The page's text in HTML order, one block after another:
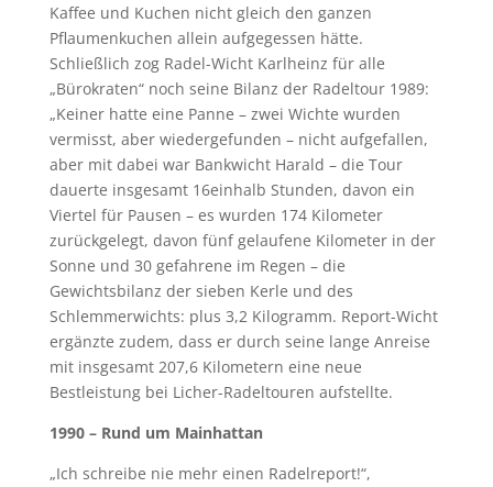
Kaffee und Kuchen nicht gleich den ganzen
Pflaumenkuchen allein aufgegessen hätte.
Schließlich zog Radel-Wicht Karlheinz für alle
„Bürokraten“ noch seine Bilanz der Radeltour 1989:
„Keiner hatte eine Panne – zwei Wichte wurden
vermisst, aber wiedergefunden – nicht aufgefallen,
aber mit dabei war Bankwicht Harald – die Tour
dauerte insgesamt 16einhalb Stunden, davon ein
Viertel für Pausen – es wurden 174 Kilometer
zurückgelegt, davon fünf gelaufene Kilometer in der
Sonne und 30 gefahrene im Regen – die
Gewichtsbilanz der sieben Kerle und des
Schlemmerwichts: plus 3,2 Kilogramm. Report-Wicht
ergänzte zudem, dass er durch seine lange Anreise
mit insgesamt 207,6 Kilometern eine neue
Bestleistung bei Licher-Radeltouren aufstellte.
1990 – Rund um Mainhattan
„Ich schreibe nie mehr einen Radelreport!“,